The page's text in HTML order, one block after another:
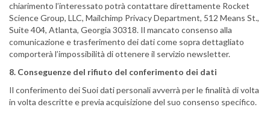
chiarimento l’interessato potrà contattare direttamente Rocket
Science Group, LLC, Mailchimp Privacy Department, 512 Means St.,
Suite 404, Atlanta, Georgia 30318. Il mancato consenso alla
comunicazione e trasferimento dei dati come sopra dettagliato
comporterà l’impossibilità di ottenere il servizio newsletter.
8. Conseguenze del rifiuto del conferimento dei dati
Il conferimento dei Suoi dati personali avverrà per le finalità di volta
in volta descritte e previa acquisizione del suo consenso specifico.